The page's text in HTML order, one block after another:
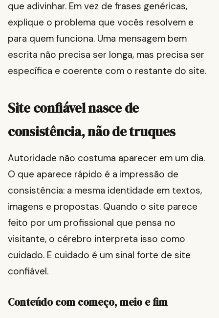
que adivinhar. Em vez de frases genéricas,
explique o problema que vocês resolvem e
para quem funciona. Uma mensagem bem
escrita não precisa ser longa, mas precisa ser
específica e coerente com o restante do site.
Site confiável nasce de
consistência, não de truques
Autoridade não costuma aparecer em um dia.
O que aparece rápido é a impressão de
consistência: a mesma identidade em textos,
imagens e propostas. Quando o site parece
feito por um profissional que pensa no
visitante, o cérebro interpreta isso como
cuidado. E cuidado é um sinal forte de site
confiável.
Conteúdo com começo, meio e fim